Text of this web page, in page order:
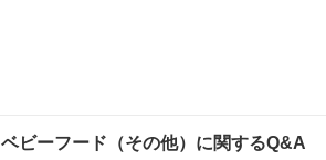
ベビーフード（その他）に関するQ&A